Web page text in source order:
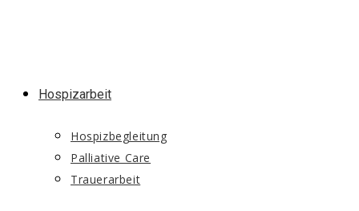
Hospizarbeit
Hospizbegleitung
Palliative Care
Trauerarbeit